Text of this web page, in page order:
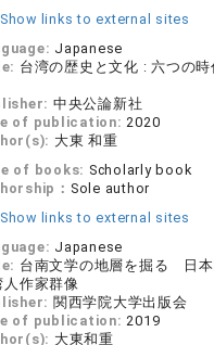
Show links to external sites
Japanese
台湾の歴史と文化 : 六つの
中央公論新社
of publication:2020
大東 和重
of books: Scholarly book
： Sole author
Show links to external sites
Japanese
台南文学の地層を掘る 日
人作家群像
関西学院大学出版会
of publication:2019
大東和重